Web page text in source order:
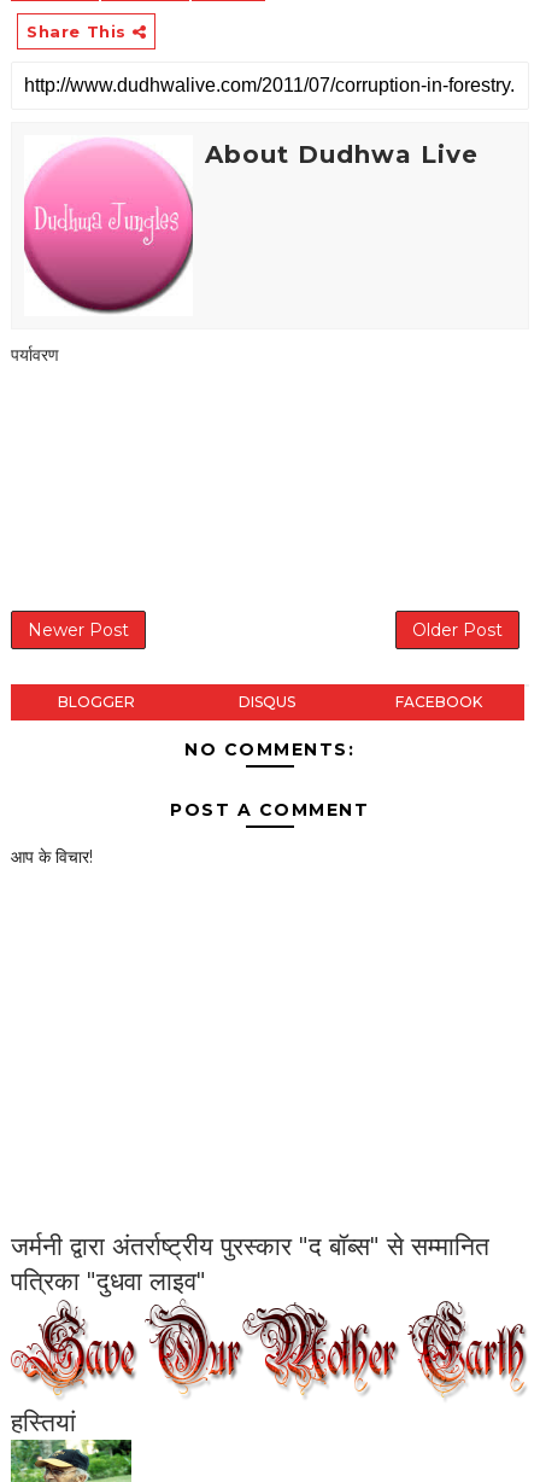
Share This
About Dudhwa Live
पर्यावरण
Newer Post Older Post
BLOGGER DISQUS FACEBOOK
NO COMMENTS:
POST A COMMENT
आप के विचार!
जर्मनी द्वारा अंतर्राष्ट्रीय पुरस्कार "द बॉब्स" से सम्मानित
पत्रिका "दुधवा लाइव"
हस्तियां